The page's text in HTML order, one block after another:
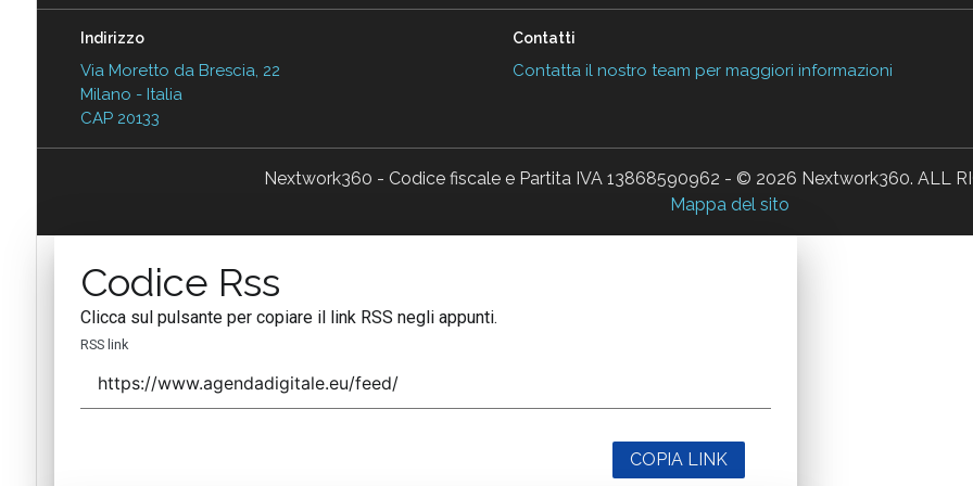
Indirizzo
Via Moretto da Brescia, 22
Milano - Italia
CAP 20133
Contatti
Contatta il nostro team per maggiori informazioni
Nextwork360 - Codice fiscale e Partita IVA 13868590962 - © 2026 Nextwork360. ALL
Mappa del sito
Codice Rss
Clicca sul pulsante per copiare il link RSS negli appunti.
RSS link
COPIA LINK